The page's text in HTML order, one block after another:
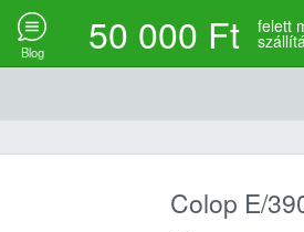
Blog 50 000 Ft felett
Colop E/